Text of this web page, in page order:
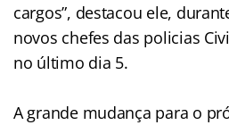
cargos”, destacou ele,
novos chefes das policias
no último dia 5.
A grande mudança para o